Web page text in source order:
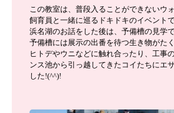
この教室は、普段入ることができないウ
飼育員と一緒に巡るドキドキのイベント
浜名湖のお話をした後は、予備槽の見学
予備槽には展示の出番を待つ生き物がた
ヒトデやウニなどに触れ合ったり、工事
ンス池から引っ越してきたコイたちにエ
した!(^^)!